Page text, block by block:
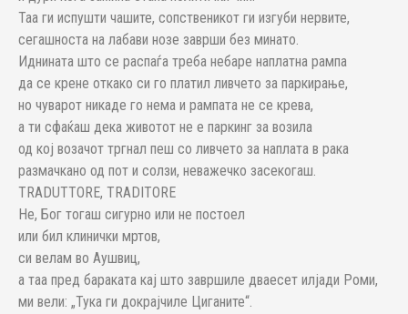
Таа ги испушти чашите, сопственикот ги изгуби нервите,
сегашноста на лабави нозе заврши без минато.
Иднината што се распаѓа треба небаре наплатна рампа
да се крене откако си го платил ливчето за паркирање,
но чуварот никаде го нема и рампата не се крева,
а ти сфаќаш дека животот не е паркинг за возила
од кој возачот тргнал пеш со ливчето за наплата в рака
размачкано од пот и солзи, неважечко засекогаш.
TRADUTTORE, TRADITORE
Не, Бог тогаш сигурно или не постоел
или бил клинички мртов,
си велам во Аушвиц,
а таа пред бараката кај што завршиле дваесет илјади Роми,
ми вели: „Тука ги докрајчиле Циганите“.